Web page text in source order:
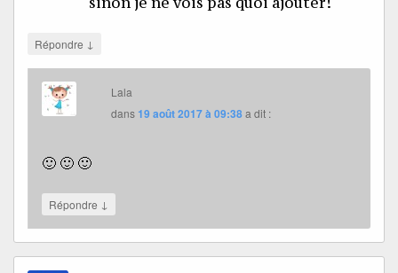
Répondre ↓
Lala
dans19 août 2017 à 09:38a dit :
🙂 🙂 🙂
Répondre ↓